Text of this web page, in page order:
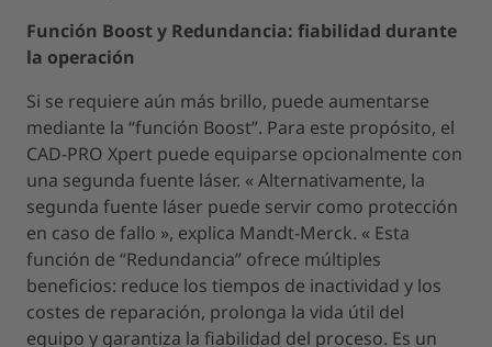
Función Boost y Redundancia: fiabilidad durante
la operación
Si se requiere aún más brillo, puede aumentarse
mediante la “función Boost”. Para este propósito, el
CAD-PRO Xpert puede equiparse opcionalmente con
una segunda fuente láser. « Alternativamente, la
segunda fuente láser puede servir como protección
en caso de fallo », explica Mandt-Merck. « Esta
función de “Redundancia” ofrece múltiples
beneficios: reduce los tiempos de inactividad y los
costes de reparación, prolonga la vida útil del
equipo y garantiza la fiabilidad del proceso. Es un